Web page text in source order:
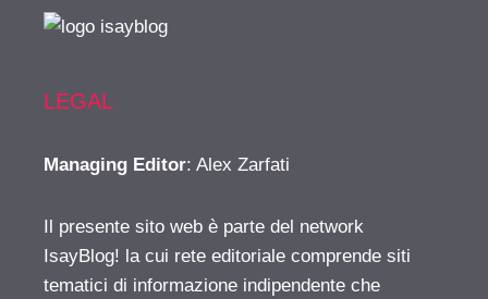
LEGAL
Managing Editor: Alex Zarfati
Il presente sito web è parte del network
IsayBlog! la cui rete editoriale comprende siti
tematici di informazione indipendente che